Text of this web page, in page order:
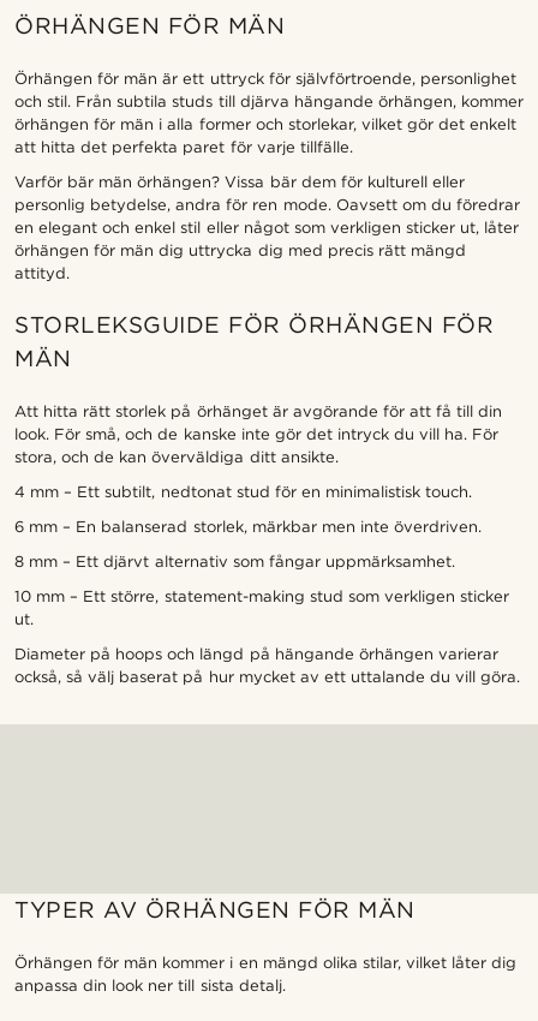
ÖRHÄNGEN FÖR MÄN
Örhängen för män är ett uttryck för självförtroende, personlighet
och stil. Från subtila studs till djärva hängande örhängen, kommer
örhängen för män i alla former och storlekar, vilket gör det enkelt
att hitta det perfekta paret för varje tillfälle.
Varför bär män örhängen? Vissa bär dem för kulturell eller
personlig betydelse, andra för ren mode. Oavsett om du föredrar
en elegant och enkel stil eller något som verkligen sticker ut, låter
örhängen för män dig uttrycka dig med precis rätt mängd
attityd.
STORLEKSGUIDE FÖR ÖRHÄNGEN FÖR
MÄN
Att hitta rätt storlek på örhänget är avgörande för att få till din
look. För små, och de kanske inte gör det intryck du vill ha. För
stora, och de kan överväldiga ditt ansikte.
4 mm – Ett subtilt, nedtonat stud för en minimalistisk touch.
6 mm – En balanserad storlek, märkbar men inte överdriven.
8 mm – Ett djärvt alternativ som fångar uppmärksamhet.
10 mm – Ett större, statement-making stud som verkligen sticker
ut.
Diameter på hoops och längd på hängande örhängen varierar
också, så välj baserat på hur mycket av ett uttalande du vill göra.
TYPER AV ÖRHÄNGEN FÖR MÄN
Örhängen för män kommer i en mängd olika stilar, vilket låter dig
anpassa din look ner till sista detalj.